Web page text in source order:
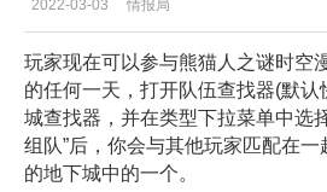
2022-03-03 情报局
玩家现在可以参与熊猫人之谜时空
的任何一天，打开队伍查找器(默
城查找器，并在类型下拉菜单中选
组队”后，你会与其他玩家匹配在
的地下城中的一个。